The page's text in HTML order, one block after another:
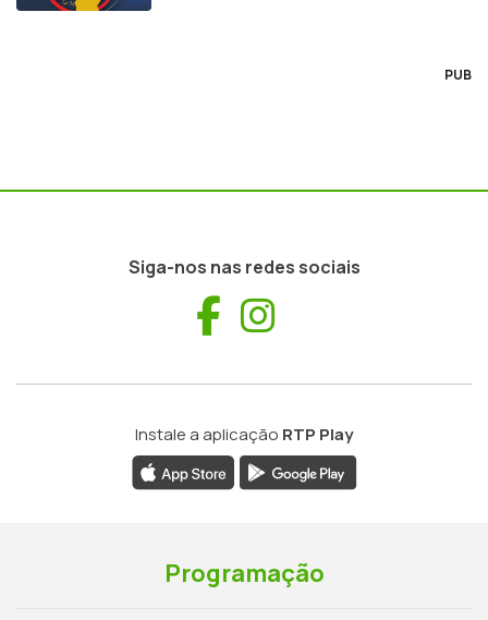
PUB
Siga-nos nas redes sociais
Facebook
Instale a aplicação RTP Play
Programação